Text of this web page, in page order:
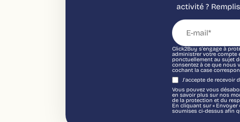
activité ?
Click2Buy s'engage à
administrer votre compte
ponctuellement au sujet
consentez à ce que nous
cochant la case
J'accepte de recevoir
Vous pouvez vous
en savoir plus sur nos
de la protection et du
En cliquant sur « Envoyer
soumises ci-dessus afin